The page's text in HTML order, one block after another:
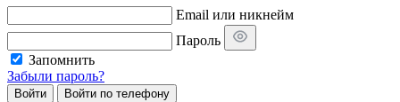
Email или никнейм
Пароль
Запомнить
Забыли пароль?
Войти Войти по телефону